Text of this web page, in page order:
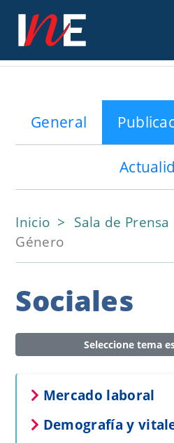
General
Inicio Sala de Prensa
Género
Sociales
Seleccione tema
Mercado laboral
Demografía y